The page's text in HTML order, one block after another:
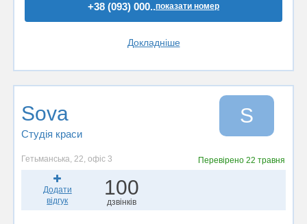
+38 (093) 000..показати номер
Докладніше
Sova
Студія краси
S
Гетьманська, 22, офіс 3 Перевірено22 травня
Додати
відгук
100
дзвінків